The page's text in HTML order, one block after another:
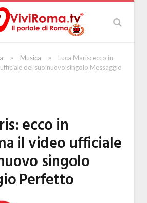
» Musica »
Luca Maris: ecco in
del suo nuovo singolo Messaggio
ecco in
il video ufficiale
singolo
Perfetto